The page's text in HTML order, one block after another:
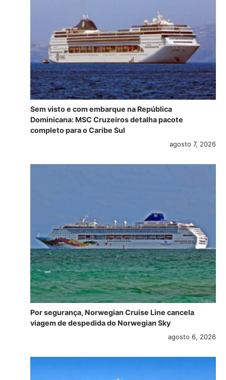
Sem visto e com embarque na República
Dominicana: MSC Cruzeiros detalha pacote
completo para o Caribe Sul
agosto 7, 2026
Por segurança, Norwegian Cruise Line cancela
viagem de despedida do Norwegian Sky
agosto 6, 2026